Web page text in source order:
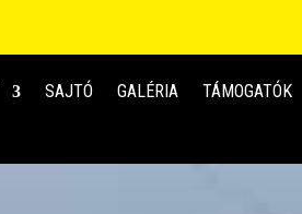
SAJTÓ GALÉRIA TÁMOGATÓK